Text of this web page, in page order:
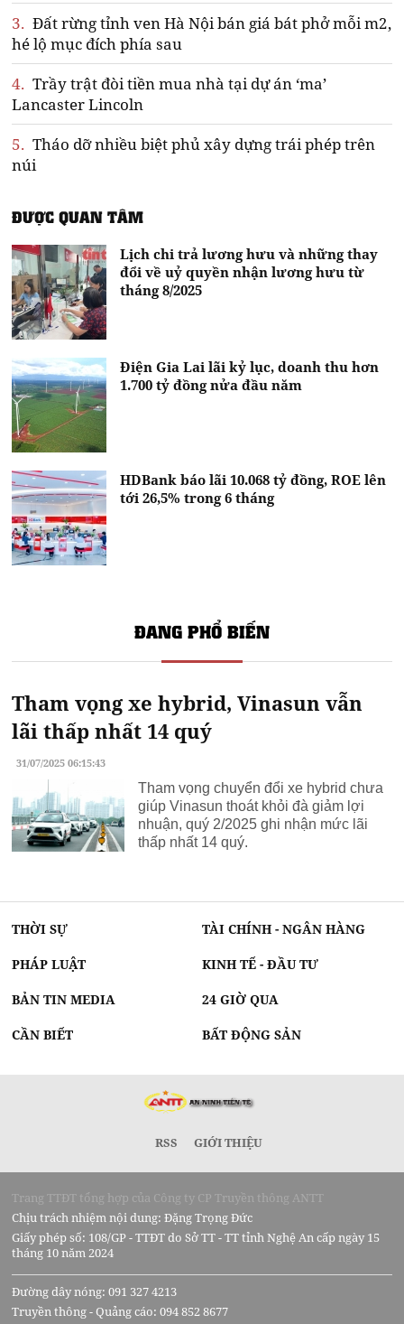
3. Đất rừng tỉnh ven Hà Nội bán giá bát phở mỗi m2,
hé lộ mục đích phía sau
4. Trầy trật đòi tiền mua nhà tại dự án ‘ma’
Lancaster Lincoln
5. Tháo dỡ nhiều biệt phủ xây dựng trái phép trên
núi
ĐƯỢC QUAN TÂM
Lịch chi trả lương hưu và những thay
đổi về uỷ quyền nhận lương hưu từ
tháng 8/2025
Điện Gia Lai lãi kỷ lục, doanh thu hơn
1.700 tỷ đồng nửa đầu năm
HDBank báo lãi 10.068 tỷ đồng, ROE lên
tới 26,5% trong 6 tháng
ĐANG PHỔ BIẾN
Tham vọng xe hybrid, Vinasun vẫn
lãi thấp nhất 14 quý
31/07/2025 06:15:43
Tham vọng chuyển đổi xe hybrid chưa
giúp Vinasun thoát khỏi đà giảm lợi
nhuận, quý 2/2025 ghi nhận mức lãi
thấp nhất 14 quý.
THỜI SỰ TÀI CHÍNH - NGÂN HÀNG
PHÁP LUẬT KINH TẾ - ĐẦU TƯ
BẢN TIN MEDIA 24 GIỜ QUA
CẦN BIẾT BẤT ĐỘNG SẢN
RSS GIỚI THIỆU
Trang TTĐT tổng hợp của Công ty CP Truyền thông ANTT
Chịu trách nhiệm nội dung: Đặng Trọng Đức
Giấy phép số: 108/GP - TTĐT do Sở TT - TT tỉnh Nghệ An cấp ngày 15
tháng 10 năm 2024
Đường dây nóng: 091 327 4213
Truyền thông - Quảng cáo: 094 852 8677